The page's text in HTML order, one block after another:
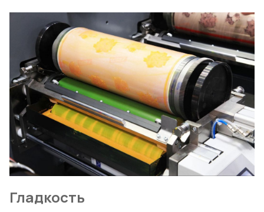
Гладкость